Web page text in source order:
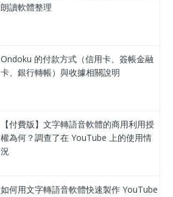
朗讀軟體整理
Ondoku 的付款方式（信用卡、簽帳金融
卡、銀行轉帳）與收據相關說明
【付費版】文字轉語音軟體的商用利用授
權為何？調查了在 YouTube 上的使用情
況
如何用文字轉語音軟體快速製作 YouTube